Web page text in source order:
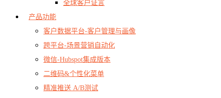
全球客户证言
产品功能
客户数据平台-客户管理与画像
跨平台-场景营销自动化
微信-Hubspot集成版本
二维码&个性化菜单
精准推送 A/B测试